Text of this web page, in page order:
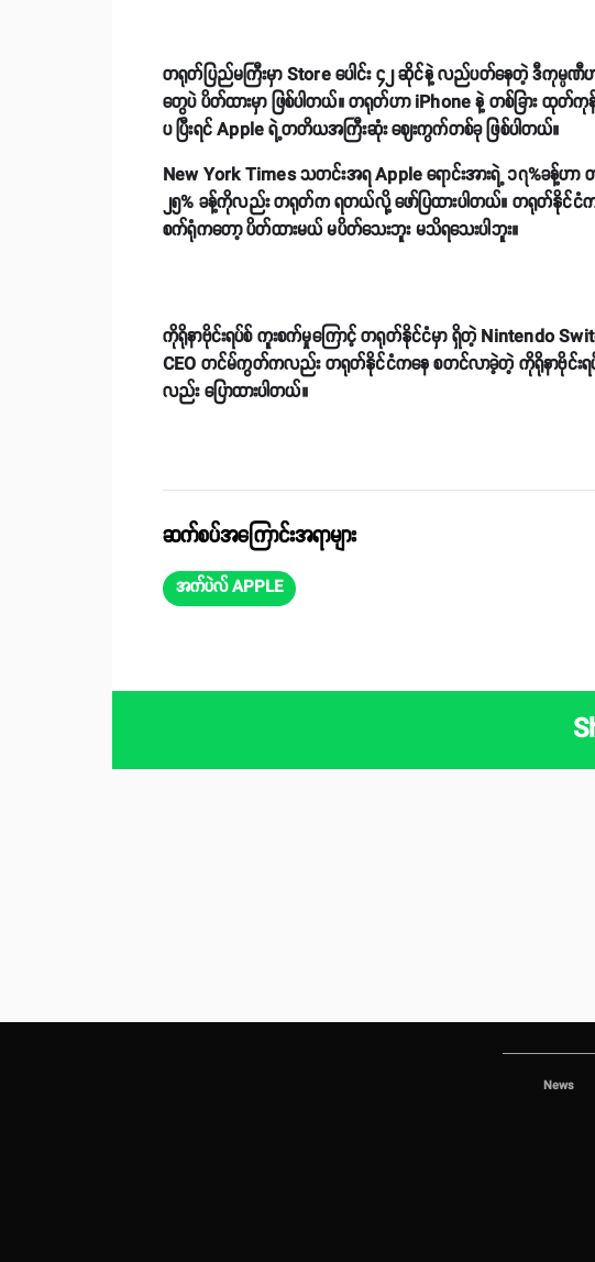
တရုတ်ပြည်မကြီးမှာ Store ပေါင်း ၄၂ ဆိုင်နဲ့ လည်ပတ်နေတဲ့ ဒီကုမ္ပဏီ
တွေပဲ ပိတ်ထားမှာ ဖြစ်ပါတယ်။ တရုတ်ဟာ iPhone နဲ့ တစ်ခြား ထုတ်
ပ ပြီးရင် Apple ရဲ့တတိယအကြီးဆုံး ဈေးကွက်တစ်ခု ဖြစ်ပါတယ်။
New York Times သတင်းအရ Apple ရောင်းအားရဲ့ ၁၇%ခန့်
၂၅% ခန့်ကိုလည်း တရုတ်က ရတယ်လို့ ဖော်ပြထားပါတယ်။ တရုတ်နို
စက်ရုံကတော့ ပိတ်ထားမယ် မပိတ်သေးဘူး မသိရသေးပါဘူး။
ကိုရိုနာဗိုင်းရပ်စ် ကူးစက်မှုကြောင့် တရုတ်နိုင်ငံမှာ ရှိတဲ့ Nintendo
CEO တင်မ်ကွတ်ကလည်း တရုတ်နိုင်ငံကနေ စတင်လာခဲ့တဲ့ ကိုရိုနာဗိုင်းရပ်စ်
လည်း ပြောထားပါတယ်။
ဆက်စပ်အကြောင်းအရာများ
အက်ပဲလ် APPLE
News